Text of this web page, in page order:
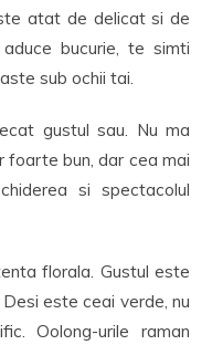
atat de delicat si de
bucurie, te simti
sub ochii tai.
gustul sau. Nu ma
foarte bun, dar cea mai
si spectacolul
florala. Gustul este
este ceai verde, nu
Oolong-urile raman